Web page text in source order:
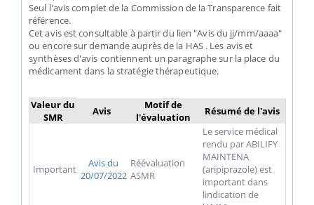
Seul l'avis complet de la Commission de la Transparence fait
référence.
Cet avis est consultable à partir du lien "Avis du jj/mm/aaaa"
ou encore sur demande auprès de la HAS . Les avis et
synthèses d'avis contiennent un paragraphe sur la place du
médicament dans la stratégie thérapeutique.
Valeur du
SMR
Avis
Motif de
l'évaluation
Résumé de l'avis
Important
Avis du
20/07/2022
Réévaluation
ASMR
Le service médical
rendu par ABILIFY
MAINTENA
(aripiprazole) est
important dans
lindication de